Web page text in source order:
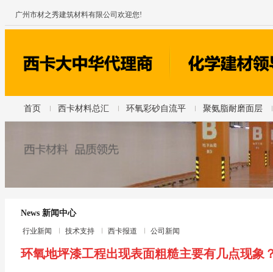
广州市材之秀建筑材料有限公司欢迎您!
首页 西卡材料总汇 环氧彩砂自流平 聚氨脂耐磨面层
News 新闻中心
行业新闻 技术支持 西卡报道 公司新闻
环氧地坪漆工程出现表面粗糙主要有几点现象